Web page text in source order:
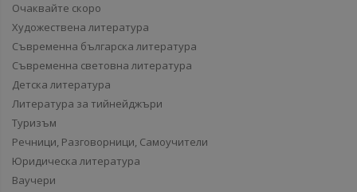
Очаквайте скоро
Художествена литература
Съвременна българска литература
Съвременна световна литература
Детска литература
Литература за тийнейджъри
Туризъм
Речници, Разговорници, Самоучители
Юридическа литература
Ваучери